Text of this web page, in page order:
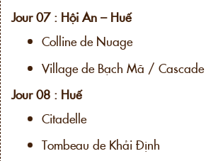
Jour 07 : Hội An – Huế
Colline de Nuage
Village de Bạch Mã /
Jour 08 : Huế
Citadelle
Tombeau de Khải Định